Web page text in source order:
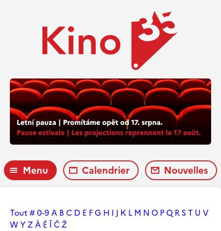
Menu Calendrier Nouvelles
Tout # 0-9 A B C D E FG H I J K L M N O PQ R ST U V
W YZ À É ÎČŽ